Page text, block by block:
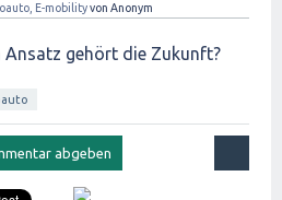
E-mobilityvon Anonym
Ansatz gehört die Zukunft?